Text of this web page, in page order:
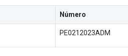
Número
PE0212023ADM